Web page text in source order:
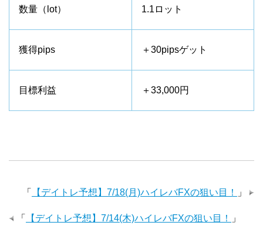
数量（lot） 1.1ロット
獲得pips ＋30pipsゲット
目標利益 ＋33,000円
「 【デイトレ予想】7/18(月)ハイレバFXの狙い目！ 」
「 【デイトレ予想】7/14(木)ハイレバFXの狙い目！ 」